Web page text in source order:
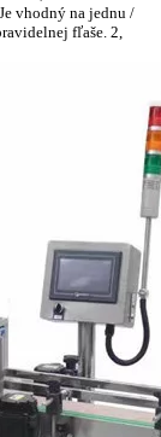
vhodný na jednu /
fľaše. 2,